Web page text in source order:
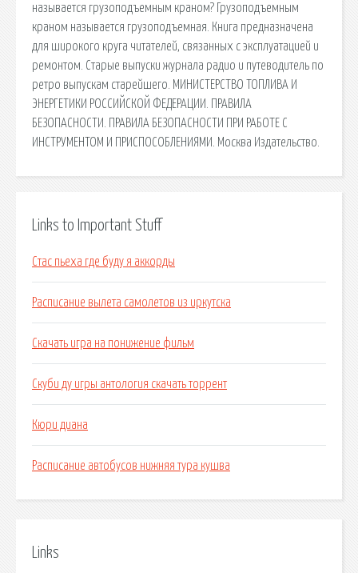
называется грузоподъемным краном? Грузоподъемным
краном называется грузоподъемная. Книга предназначена
для широкого круга читателей, связанных с эксплуатацией и
ремонтом. Старые выпуски журнала радио и путеводитель по
ретро выпускам старейшего. МИНИСТЕРСТВО ТОПЛИВА И
ЭНЕРГЕТИКИ РОССИЙСКОЙ ФЕДЕРАЦИИ. ПРАВИЛА
БЕЗОПАСНОСТИ. ПРАВИЛА БЕЗОПАСНОСТИ ПРИ РАБОТЕ С
ИНСТРУМЕНТОМ И ПРИСПОСОБЛЕНИЯМИ. Москва Издательство.
Links to Important Stuff
Стас пьеха где буду я аккорды
Расписание вылета самолетов из иркутска
Скачать игра на понижение фильм
Скуби ду игры антология скачать торрент
Кюри диана
Расписание автобусов нижняя тура кушва
Links